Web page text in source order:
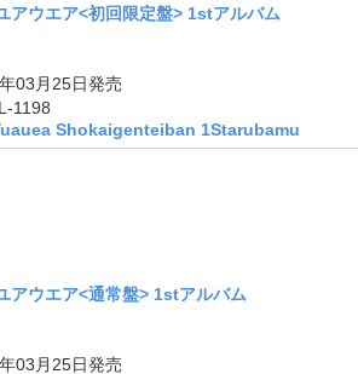
アウエア<初回限定盤> 1stアルバム
03月25日発売
1198
Shokaigenteiban 1Starubamu
アウエア<通常盤> 1stアルバム
03月25日発売